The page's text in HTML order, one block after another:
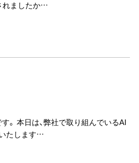
れましたか…
。 本日は、弊社で取り組んでいるAI
たします…